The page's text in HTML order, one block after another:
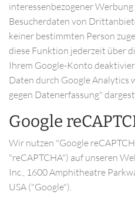
interessenbezogener
Besucherdaten von
keiner bestimmten Person
diese Funktion jederzeit über
Ihrem Google-Konto
Daten durch Google Analytics
gegen Datenerfassung"
Google
Wir nutzen "Google
"reCAPTCHA") auf unseren
Inc., 1600 Amphitheatre
USA ("Google").